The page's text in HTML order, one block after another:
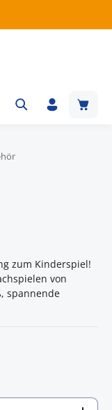
Sternen
zum Kinderspiel!
von
spannende
Wert ein